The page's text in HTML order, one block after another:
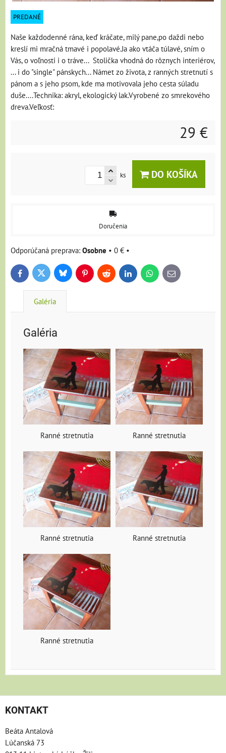
PREDANÉ
Naše každodenné rána, keď kráčate, milý pane,po daždi nebo
kreslí mi mračná tmavé i popolavé.Ja ako vtáča túlavé, sním o
Vás, o voľnosti i o tráve... Stolička vhodná do rôznych interiérov,
... i do "single" pánskych... Námet zo života, z ranných stretnutí s
pánom a s jeho psom, kde ma motivovala jeho cesta súladu
duše....Technika: akryl, ekologický lak.Vyrobené zo smrekového
dreva.Veľkosť:
29 €
ks DO KOŠÍKA
Doručenia
Osobne • 0 € •
FacebookTwitter BlueskyPinterestReddit LinkedInWhatsApp
E-
mail
Galéria
Galéria
Ranné stretnutia Ranné stretnutia
Ranné stretnutia Ranné stretnutia
Ranné stretnutia
KONTAKT
Beáta Antalová
Lúčanská 73